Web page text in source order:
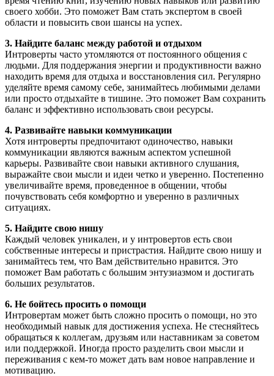
своего хобби. Это поможет Вам стать экспертом в своей
области и повысить свои шансы на успех.
3. Найдите баланс между работой и отдыхом
Интроверты часто утомляются от постоянного общения с
людьми. Для поддержания энергии и продуктивности важно
находить время для отдыха и восстановления сил. Регулярно
уделяйте время самому себе, занимайтесь любимыми делами
или просто отдыхайте в тишине. Это поможет Вам сохранить
баланс и эффективно использовать свои ресурсы.
4. Развивайте навыки коммуникации
Хотя интроверты предпочитают одиночество, навыки
коммуникации являются важным аспектом успешной
карьеры. Развивайте свои навыки активного слушания,
выражайте свои мысли и идеи четко и уверенно. Постепенно
увеличивайте время, проведенное в общении, чтобы
почувствовать себя комфортно и уверенно в различных
ситуациях.
5. Найдите свою нишу
Каждый человек уникален, и у интровертов есть свои
собственные интересы и пристрастия. Найдите свою нишу и
занимайтесь тем, что Вам действительно нравится. Это
поможет Вам работать с большим энтузиазмом и достигать
больших результатов.
6. Не бойтесь просить о помощи
Интровертам может быть сложно просить о помощи, но это
необходимый навык для достижения успеха. Не стесняйтесь
обращаться к коллегам, друзьям или наставникам за советом
или поддержкой. Иногда просто разделить свои мысли и
переживания с кем-то может дать вам новое направление и
мотивацию.